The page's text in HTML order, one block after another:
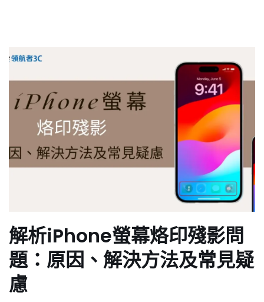
解析iPhone螢幕烙印殘影問
題：原因、解決方法及常見疑
慮